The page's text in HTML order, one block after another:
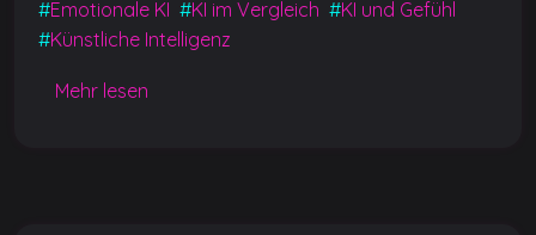
e
b
o
s
e
g
#Emotionale KI #KI im Vergleich #KI und Gefühl
#Künstliche Intelligenz
Mehr lesen